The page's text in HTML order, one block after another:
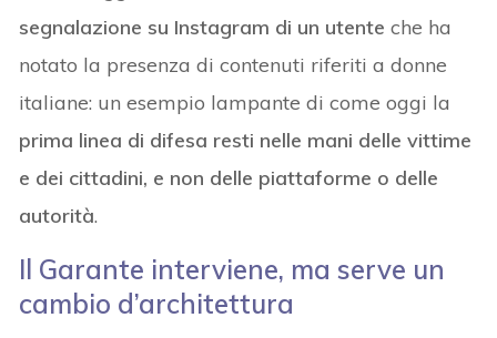
segnalazione su Instagram di un utenteche ha
notato la presenza di contenuti riferiti a donne
italiane: un esempio lampante di come oggi la
prima linea di difesa resti nelle mani delle vittime
e dei cittadini, e non delle piattaforme o delle
autorità.
Il Garante interviene, ma serve un
cambio d’architettura